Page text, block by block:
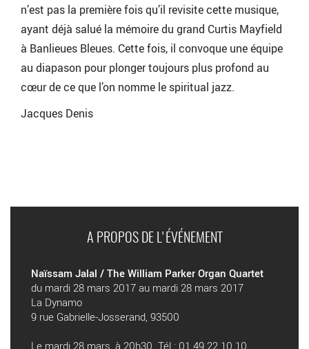
n’est pas la première fois qu’il revisite cette musique,
ayant déjà salué la mémoire du grand Curtis Mayfield
à Banlieues Bleues. Cette fois, il convoque une équipe
au diapason pour plonger toujours plus profond au
cœur de ce que l’on nomme le spiritual jazz.
Jacques Denis
A PROPOS DE L'ÉVÉNEMENT
Naïssam Jalal / The William Parker Organ Quartet
du mardi 28 mars 2017 au mardi 28 mars 2017
La Dynamo
9 rue Gabrielle-Josserand, 93500
Le mardi 28 mars, à 20h30. Tél : 01 49 22 10 10.